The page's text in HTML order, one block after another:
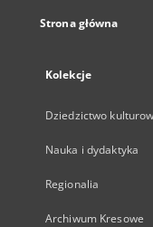
Strona główna
Kolekcje
Dziedzictwo
Nauka i dydaktyka
Regionalia
Archiwum Kresowe